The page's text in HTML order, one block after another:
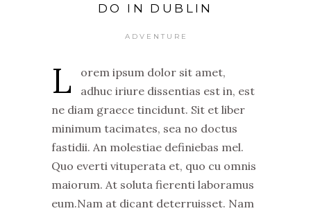
DO IN DUBLIN
ADVENTURE
L
orem ipsum dolor sit amet,
adhuc iriure dissentias est in, est
ne diam graece tincidunt. Sit et liber
minimum tacimates, sea no doctus
fastidii. An molestiae definiebas mel.
Quo everti vituperata et, quo cu omnis
maiorum. At soluta fierenti laboramus
eum.Nam at dicant deterruisset. Nam